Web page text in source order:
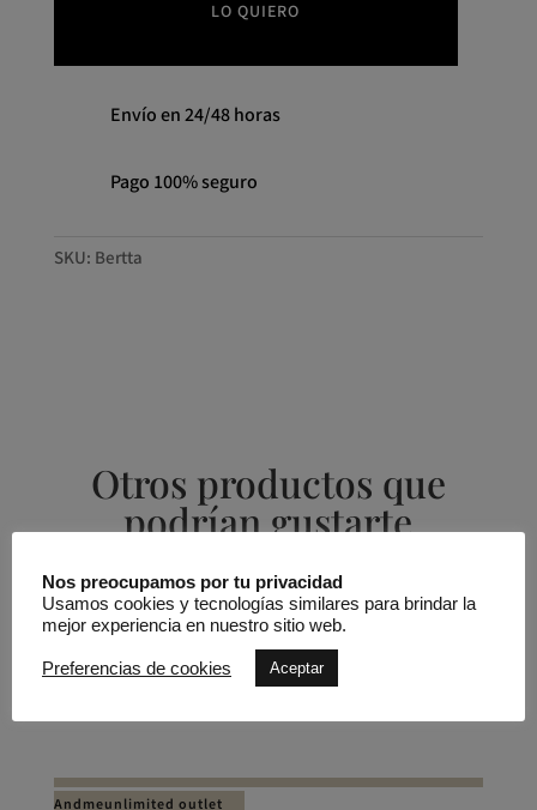
LO QUIERO
Envío en 24/48 horas
Pago 100% seguro
SKU: Bertta
Otros productos que
podrían gustarte
Productos relacionados
REBAJADO -25%
Top satén vivo cadena
Andmeunlimited outlet
Nos preocupamos por tu privacidad
Usamos cookies y tecnologías similares para brindar la
mejor experiencia en nuestro sitio web.
Preferencias de cookies Aceptar